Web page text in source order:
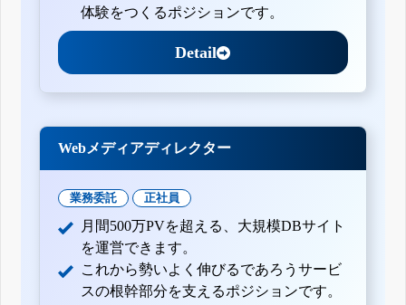
体験をつくるポジションです。
Detail
Webメディアディレクター
業務委託 正社員
月間500万PVを超える、大規模DBサイト
を運営できます。
これから勢いよく伸びるであろうサービ
スの根幹部分を支えるポジションです。